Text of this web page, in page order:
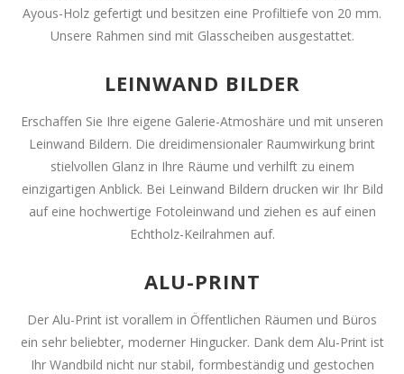
Ayous-Holz gefertigt und besitzen eine Profiltiefe von 20 mm.
Unsere Rahmen sind mit Glasscheiben ausgestattet.
LEINWAND BILDER
Erschaffen Sie Ihre eigene Galerie-Atmoshäre und mit unseren
Leinwand Bildern. Die dreidimensionaler Raumwirkung brint
stielvollen Glanz in Ihre Räume und verhilft zu einem
einzigartigen Anblick. Bei Leinwand Bildern drucken wir Ihr Bild
auf eine hochwertige Fotoleinwand und ziehen es auf einen
Echtholz-Keilrahmen auf.
ALU-PRINT
Der Alu-Print ist vorallem in Öffentlichen Räumen und Büros
ein sehr beliebter, moderner Hingucker. Dank dem Alu-Print ist
Ihr Wandbild nicht nur stabil, formbeständig und gestochen